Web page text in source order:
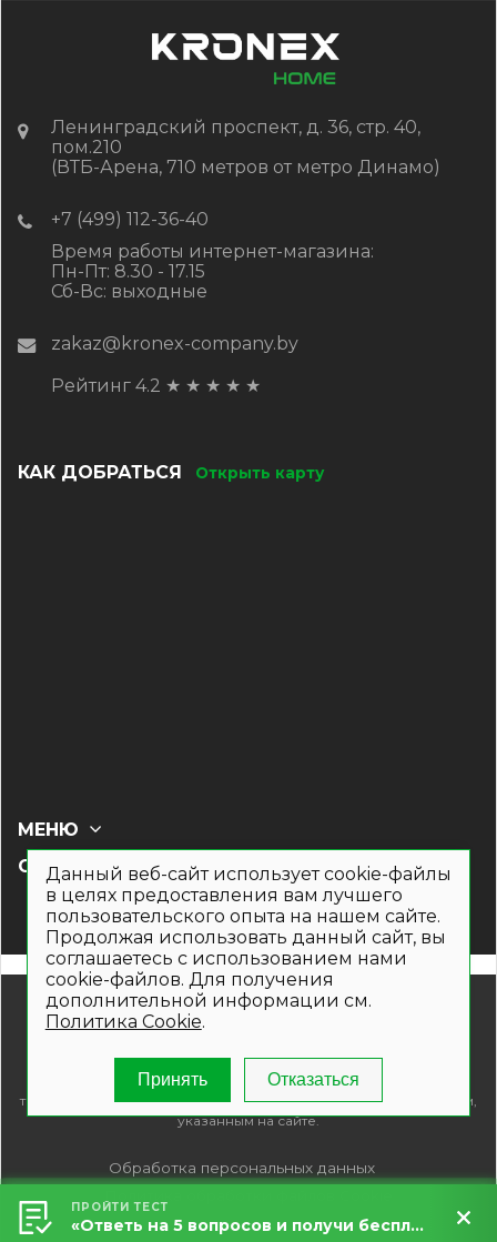
КУПИТЬ
Ленинградский проспект, д. 36, стр. 40,
пом.210
(ВТБ-Арена, 710 метров от метро Динамо)
+7 (499) 112-36-40
Время работы интернет-магазина:
Пн-Пт: 8.30 - 17.15
Сб-Вс: выходные
zakaz@kronex-company.by
Рейтинг 4.2 ★ ★ ★ ★ ★
КАК ДОБРАТЬСЯ Открыть карту
СОЦ СЕТИ
МЕНЮ
© 2019- 2026. Общество с ограниченной ответственностью
характер и не является публичной офертой. Для получения
подробной информации о наличии и стоимости указанных
товаров и (или) услуг , пожалуйста, обращайтесь по телефонам,
указанным на сайте.
Обработка персональных данных
Данный веб-сайт использует cookie-файлы
в целях предоставления вам лучшего
пользовательского опыта на нашем сайте.
Продолжая использовать данный сайт, вы
соглашаетесь с использованием нами
cookie-файлов. Для получения
дополнительной информации см.
Политика Cookie.
Принять Отказаться
ПРОЙТИ ТЕСТ
«Ответь на 5 вопросов и получи бесплатный расчет террасы за 5 минут!»